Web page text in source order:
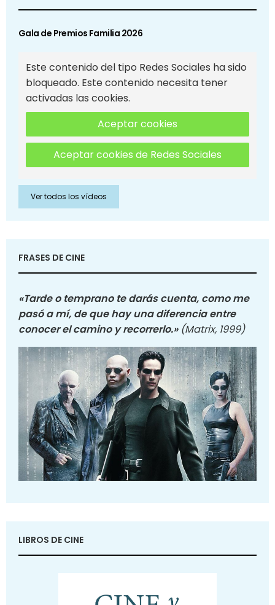
Gala de Premios Familia 2026
Este contenido del tipo Redes Sociales ha sido
bloqueado. Este contenido necesita tener
activadas las cookies.
Aceptar cookies
Aceptar cookies de Redes Sociales
Ver todos los vídeos
FRASES DE CINE
«Tarde o temprano te darás cuenta, como me
pasó a mí, de que hay una diferencia entre
conocer el camino y recorrerlo.» (Matrix, 1999)
LIBROS DE CINE